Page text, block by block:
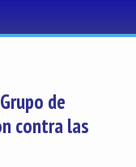
de
contra las